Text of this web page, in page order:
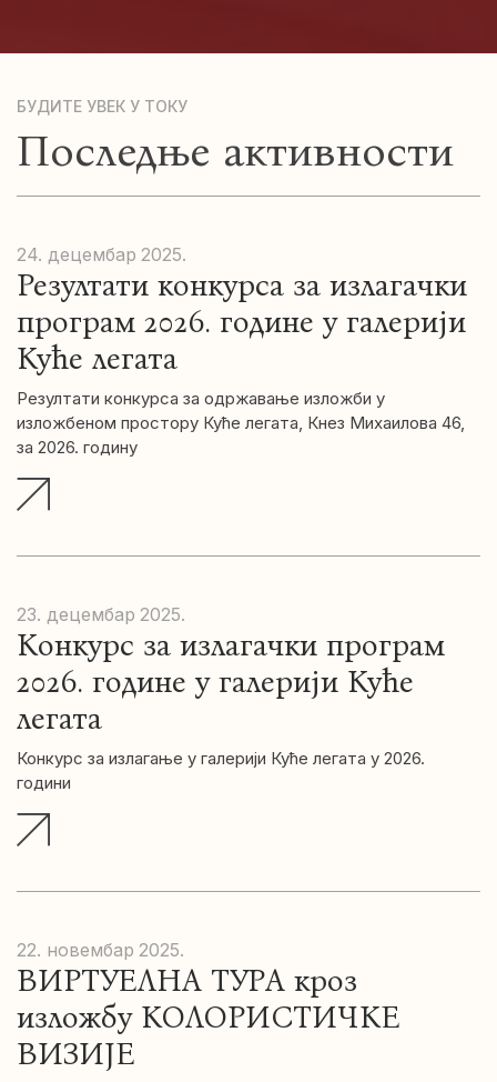
БУДИТЕ УВЕК У ТОКУ
Последње активности
24. децембар 2025.
Резултати конкурса за излагачки
програм 2026. године у галерији
Куће легата
Резултати конкурса за одржавање изложби у
изложбеном простору Куће легата, Кнез Михаилова 46,
за 2026. годину
23. децембар 2025.
Конкурс за излагачки програм
2026. године у галерији Куће
легата
Конкурс за излагање у галерији Куће легата у 2026.
години
22. новембар 2025.
ВИРТУЕЛНА ТУРА кроз
изложбу КОЛОРИСТИЧКЕ
ВИЗИЈЕ